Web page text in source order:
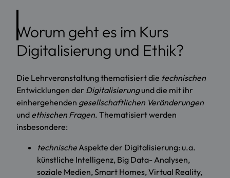
Worum geht es im Kurs
Digitalisierung und Ethik?
Die Lehrveranstaltung thematisiert die technischen
Entwicklungen der Digitalisierungund die mit ihr
einhergehenden gesellschaftlichen Veränderungen
und ethischen Fragen. Thematisiert werden
insbesondere:
technischeAspekte der Digitalisierung: u.a.
künstliche Intelligenz, Big Data- Analysen,
soziale Medien, Smart Homes, Virtual Reality,